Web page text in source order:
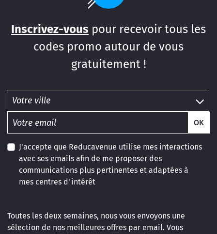
Inscrivez-vous pour recevoir tous les
codes promo autour de vous
gratuitement !
OK
J'accepte que Reducavenue utilise mes interactions
avec ses emails afin de me proposer des
communications plus pertinentes et adaptées à
mes centres d'intérêt
Toutes les deux semaines, nous vous envoyons une
sélection de nos meilleures offres par email. Vous